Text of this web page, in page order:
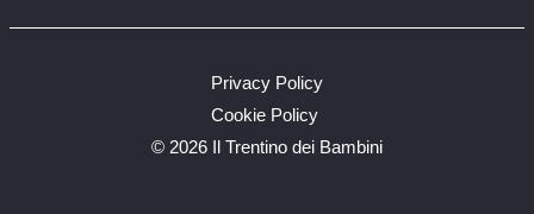
© 2026 Il Trentino dei Bambini
Privacy Policy
Cookie Policy